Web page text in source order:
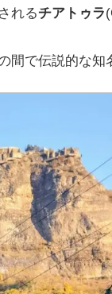
れるチアトゥラ
で伝説的な知